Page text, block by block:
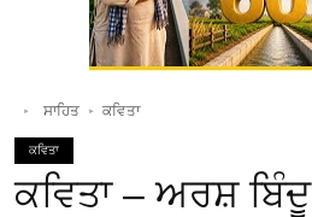
ਸਾਹਿਤ ਕਵਿਤਾ
ਕਵਿਤਾ
ਕਵਿਤਾ – ਅਰਸ਼ ਬਿੰਦੂ